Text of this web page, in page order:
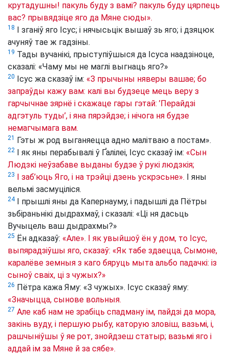
крутадушны! пакуль буду з вамі? пакуль буду цярпець
вас? прывядзіце яго да Мяне сюды».
18
І зганіў яго Ісус; і нячысьцік вышаў зь яго; і дзяцюк
ачуняў тае ж гадзіны.
19 Тады вучанікі, прыступіўшыся да Ісуса наадзіноце,
сказалі: «Чаму мы не маглі выгнаць яго?»
20 Ісус жа сказаў ім: «З прычыны няверы вашае; бо
запраўды кажу вам: калі вы будзеце мець веру з
гарчычнае зярнё і скажаце гары гэтай: ’Перайдзі
адгэтуль туды’, і яна пярэйдзе; і нічога ня будзе
немагчымага вам.
21 Гэты ж род выганяецца адно малітваю а постам».
22 І як яны перабывалі ў Ґалілеі, Ісус сказаў ім: «Сын
Людзкі неўзабаве выданы будзе ў рукі людзкія;
23 І заб’юць Яго, і на трэйці дзень ускрэсьне». І яны
вельмі засмуціліся.
24І прышлі яны да Капернауму, і падышлі да Пётры
зьбіраньнікі дыдрахмаў, і сказалі: «Ці ня дасьць
Вучыцель ваш дыдрахмы?»
25 Ён адказаў: «Але». І як увыйшоў ён у дом, то Ісус,
выпярадзіўшы яго, сказаў: «Як табе здаецца, Сымоне,
каралёве земныя з каго бяруць мыта альбо падачкі: із
сыноў сваіх, ці з чужых?»
26 Пётра кажа Яму: «З чужых». Ісус сказаў яму:
«Значыцца, сынове вольныя.
27 Але каб нам не зрабіць спадману ім, пайдзі да мора,
закінь вуду, і першую рыбу, каторую зловіш, вазьмі, і,
рашчыніўшы ў яе рот, знойдзеш статыр; вазьмі яго і
аддай ім за Мяне й за сябе».